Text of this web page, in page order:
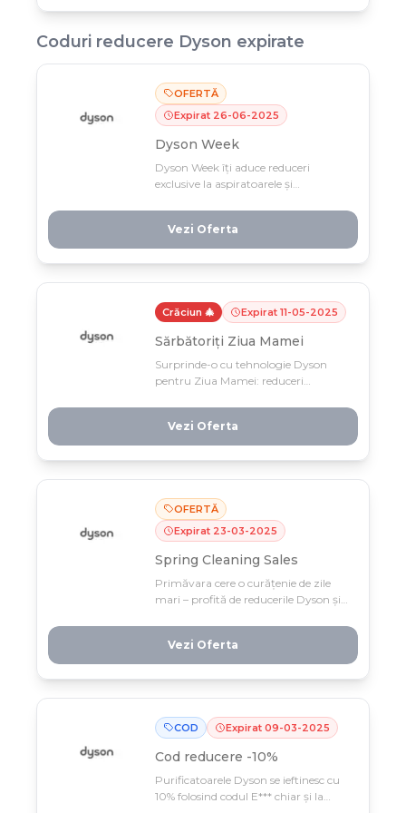
Coduri reducere Dyson expirate
OFERTĂ
Expirat 26-06-2025
Dyson Week
Dyson Week îți aduce reduceri
exclusive la aspiratoarele și
care nu se repetă ușor.
Vezi Oferta
Crăciun 🎄 Expirat 11-05-2025
Sărbătoriți Ziua Mamei
Surprinde-o cu tehnologie Dyson
pentru Ziua Mamei: reduceri
doar până pe 11 mai – nu rata cea mai
frumoasă ocazie să-i arăți cât o
iubești!
Vezi Oferta
OFERTĂ
Expirat 23-03-2025
Spring Cleaning Sales
Primăvara cere o curățenie de zile
mari – profită de reducerile Dyson și
martie, reîmprospătează-ți locuința
cu dispozitivele care schimbă jocul în
curățenie.
Vezi Oferta
COD Expirat 09-03-2025
Cod reducere -10%
Purificatoarele Dyson se ieftinesc cu
10% folosind codul E*** chiar și la